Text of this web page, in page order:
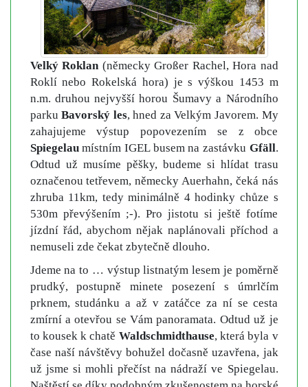
Velký Roklan (německy Großer Rachel, Hora nad
Roklí nebo Rokelská hora) je s výškou 1453 m
n.m. druhou nejvyšší horou Šumavy a Národního
parkuBavorský les, hned za Velkým Javorem. My
zahajujeme výstup popovezením se z obce
Spiegelaumístním IGEL busem na zastávku Gfäll.
Odtud už musíme pěšky, budeme si hlídat trasu
označenou tetřevem, německy Auerhahn, čeká nás
zhruba 11km, tedy minimálně 4 hodinky chůze s
530m převýšením ;-). Pro jistotu si ještě fotíme
jízdní řád, abychom nějak naplánovali příchod a
nemuseli zde čekat zbytečně dlouho.
Jdeme na to … výstup listnatým lesem je poměrně
prudký, postupně minete posezení s úmrlčím
prknem, studánku a až v zatáčce za ní se cesta
zmírní a otevřou se Vám panoramata. Odtud už je
to kousek k chatě Waldschmidthause, která byla v
čase naší návštěvy bohužel dočasně uzavřena, jak
už jsme si mohli přečíst na nádraží ve Spiegelau.